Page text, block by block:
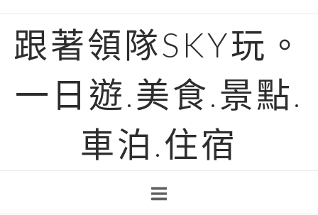
跟著領隊SKY玩。
一日遊.美食.景點.
車泊.住宿